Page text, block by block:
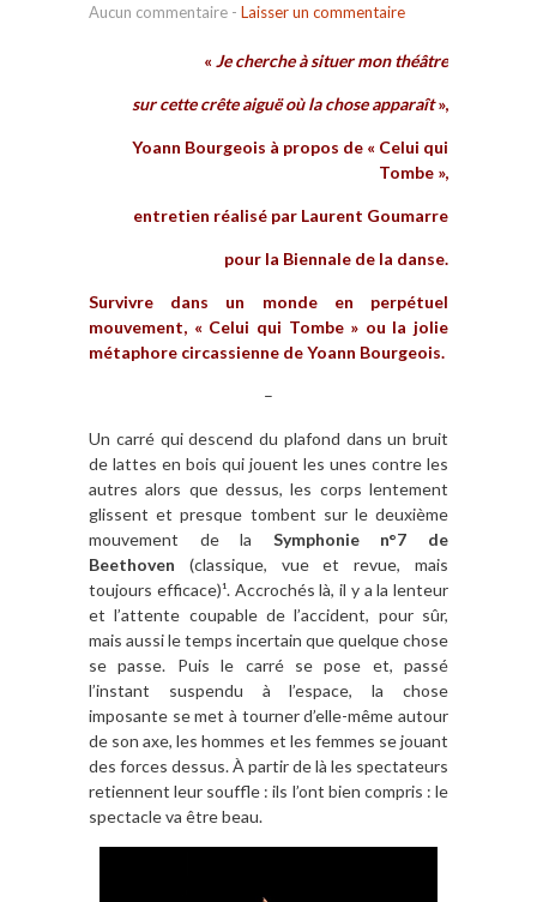
Aucun commentaire - Laisser un commentaire
« Je cherche à situer mon théâtre
sur cette crête aiguë où la chose apparaît»,
Yoann Bourgeois à propos de « Celui qui
Tombe »,
entretien réalisé par Laurent Goumarre
pour la Biennale de la danse.
Survivre dans un monde en perpétuel
mouvement, « Celui qui Tombe » ou la jolie
métaphore circassienne de Yoann Bourgeois.
–
Un carré qui descend du plafond dans un bruit
de lattes en bois qui jouent les unes contre les
autres alors que dessus, les corps lentement
glissent et presque tombent sur le deuxième
mouvement de la Symphonie n°7 de
Beethoven (classique, vue et revue, mais
toujours efficace)¹. Accrochés là, il y a la lenteur
et l’attente coupable de l’accident, pour sûr,
mais aussi le temps incertain que quelque chose
se passe. Puis le carré se pose et, passé
l’instant suspendu à l’espace, la chose
imposante se met à tourner d’elle-même autour
de son axe, les hommes et les femmes se jouant
des forces dessus. À partir de là les spectateurs
retiennent leur souffle : ils l’ont bien compris : le
spectacle va être beau.